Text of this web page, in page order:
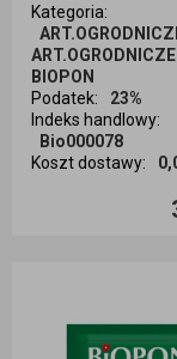
Kategoria:
BIOPON
Podatek:
23%
Indeks handlowy:
Bio000078
Koszt dostawy:
Ilość sztuk